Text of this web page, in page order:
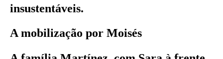
insustentáveis.
A mobilização por Moisés